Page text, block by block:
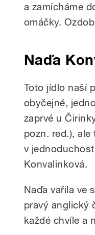
a zamícháme
omáčky.
Naďa
Toto jídlo naší
obyčejné,
zaprvé u
pozn. red.),
v
Konvalinková.
Naďa vařila ve
pravý anglický
každé chvíle a